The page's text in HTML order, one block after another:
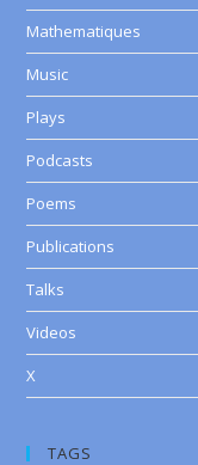
Mathematiques
Music
Plays
Podcasts
Poems
Publications
Talks
Videos
X
TAGS